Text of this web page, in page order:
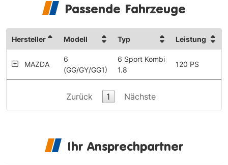
Passende Fahrzeuge
Hersteller Modell Typ Leistung
MAZDA
6
(GG/GY/GG1)
6 Sport Kombi
1.8
120 PS
Zurück 1 Nächste
Ihr Ansprechpartner